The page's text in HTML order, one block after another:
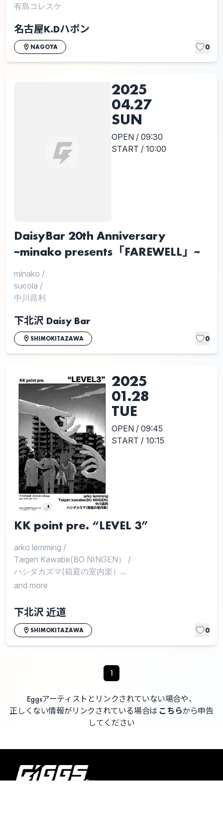
有島コレスケ
名古屋K.Dハポン
NAGOYA 0
2025
04.27
SUN
OPEN / 09:30
START / 10:00
DaisyBar 20th Anniversary
~minako presents「FAREWELL」~
minako /
sucola /
中川昌利
下北沢 Daisy Bar
SHIMOKITAZAWA 0
2025
01.28
TUE
OPEN / 09:45
START / 10:15
KK point pre. “LEVEL 3”
arko lemming /
Taigen Kawabe(BO NINGEN） /
ハシダカズマ(箱庭の室内楽）...
and more
下北沢 近道
SHIMOKITAZAWA 0
1
Eggsアーティストとリンクされていない場合や、
正しくない情報がリンクされている場合は こちらから申告
してください